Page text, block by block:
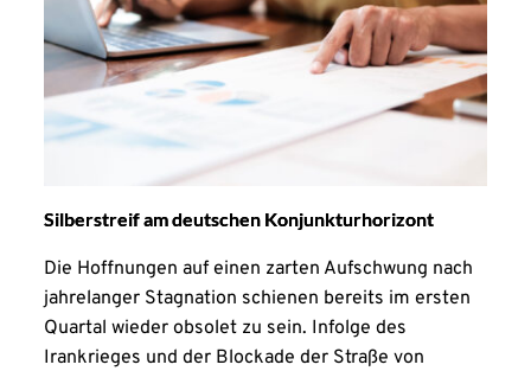
Silberstreif am deutschen Konjunkturhorizont
Die Hoffnungen auf einen zarten Aufschwung nach
jahrelanger Stagnation schienen bereits im ersten
Quartal wieder obsolet zu sein. Infolge des
Irankrieges und der Blockade der Straße von